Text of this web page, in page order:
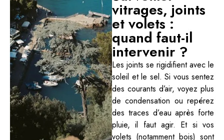
vitrages, joints
et volets :
quand faut-il
intervenir ?
Les joints se rigidifient avec le
soleil et le sel. Si vous sentez
des courants d’air, voyez plus
de condensation ou repérez
des traces d’eau après forte
pluie, il faut agir. Et si vos
volets (notamment bois) sont